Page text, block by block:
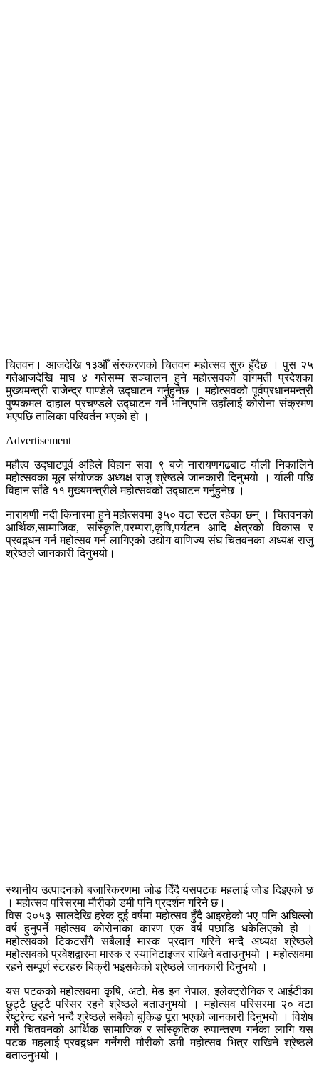
चितवन। आजदेखि १३औँ संस्करणको चितवन महोत्सव सुरु हुँदैछ । पुस २५
गतेआजदेखि माघ ४ गतेसम्म सञ्चालन हुने महोत्सवको वागमती प्रदेशका
मुख्यमन्त्री राजेन्द्र पाण्डेले उद्घाटन गर्नुहुनेछ । महोत्सवको पूर्वप्रधानमन्त्री
पुष्पकमल दाहाल प्रचण्डले उद्घाटन गर्ने भनिएपनि उहाँलाई कोरोना संक्रमण
भएपछि तालिका परिवर्तन भएको हो ।
Advertisement
महौत्व उद्घाटपूर्व अहिले विहान सवा ९ बजे नारायणगढबाट र्याली निकालिने
महोत्सवका मूल संयोजक अध्यक्ष राजु श्रेष्ठले जानकारी दिनुभयो । र्याली पछि
विहान साँढे ११ मुख्यमन्त्रीले महोत्सवको उद्घाटन गर्नुहुनेछ ।
नारायणी नदी किनारमा हुने महोत्सवमा ३५० वटा स्टल रहेका छन् । चितवनको
आर्थिक,सामाजिक, सांस्कृति,परम्परा,कृषि,पर्यटन आदि क्षेत्रको विकास र
प्रवद्र्धन गर्न महोत्सव गर्न लागिएको उद्योग वाणिज्य संघ चितवनका अध्यक्ष राजु
श्रेष्ठले जानकारी दिनुभयो।
स्थानीय उत्पादनको बजारिकरणमा जोड दिँदै यसपटक महलाई जोड दिइएको छ
। महोत्सव परिसरमा मौरीको डमी पनि प्रदर्शन गरिने छ।
विस २०५३ सालदेखि हरेक दुई वर्षमा महोत्सव हुँदै आइरहेको भए पनि अघिल्लो
वर्ष हुनुपर्ने महोत्सव कोरोनाका कारण एक वर्ष पछाडि धकेलिएको हो ।
महोत्सवको टिकटसँगै सबैलाई मास्क प्रदान गरिने भन्दै अध्यक्ष श्रेष्ठले
महोत्सवको प्रवेशद्वारमा मास्क र स्यानिटाइजर राखिने बताउनुभयो । महोत्सवमा
रहने सम्पूर्ण स्टरहरु बिक्री भइसकेको श्रेष्ठले जानकारी दिनुभयो ।
यस पटकको महोत्सवमा कृषि, अटो, मेड इन नेपाल, इलेक्ट्रोनिक र आईटीका
छुट्टै छुट्टै परिसर रहने श्रेष्ठले बताउनुभयो । महोत्सव परिसरमा २० वटा
रेष्टुरेन्ट रहने भन्दै श्रेष्ठले सबैको बुकिङ पूरा भएको जानकारी दिनुभयो । विशेष
गरी चितवनको आर्थिक सामाजिक र सांस्कृतिक रुपान्तरण गर्नका लागि यस
पटक महलाई प्रवद्र्धन गर्नेगरी मौरीको डमी महोत्सव भित्र राखिने श्रेष्ठले
बताउनुभयो ।